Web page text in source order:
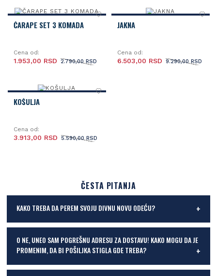
ČARAPE SET 3 KOMADA
Cena od:
2.790,00 RSD
1.953,00 RSD
JAKNA
Cena od:
9.290,00 RSD
6.503,00 RSD
KOŠULJA
Cena od:
5.590,00 RSD
3.913,00 RSD
ČESTA PITANJA
KAKO TREBA DA PEREM SVOJU DIVNU NOVU ODEĆU?
O NE, UNEO SAM POGREŠNU ADRESU ZA DOSTAVU! KAKO MOGU DA JE
PROMENIM, DA BI POŠILJKA STIGLA GDE TREBA?